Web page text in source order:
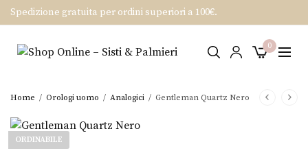
Spedizione gratuita per ordini superiori a 100€.
0
Home / Orologi uomo / Analogici / Gentleman Quartz Nero
ORDINABILE